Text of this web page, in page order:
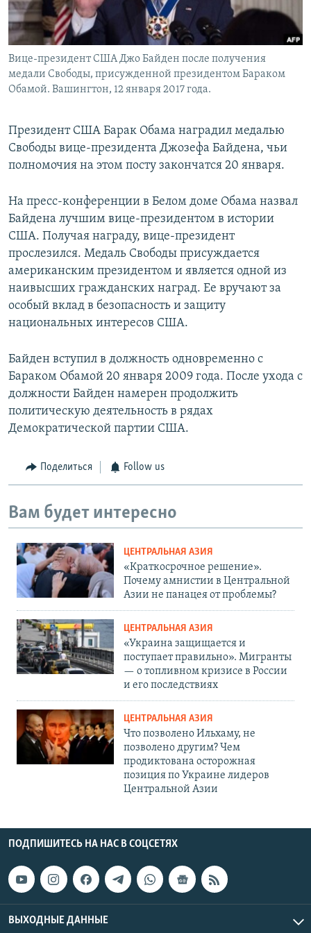
Вице-президент США Джо Байден после получения
медали Свободы, присужденной президентом Бараком
Обамой. Вашингтон, 12 января 2017 года.
Президент США Барак Обама наградил медалью
Свободы вице-президента Джозефа Байдена, чьи
полномочия на этом посту закончатся 20 января.
На пресс-конференции в Белом доме Обама назвал
Байдена лучшим вице-президентом в истории
США. Получая награду, вице-президент
прослезился. Медаль Свободы присуждается
американским президентом и является одной из
наивысших гражданских наград. Ее вручают за
особый вклад в безопасность и защиту
национальных интересов США.
Байден вступил в должность одновременно с
Бараком Обамой 20 января 2009 года. После ухода с
должности Байден намерен продолжить
политическую деятельность в рядах
Демократической партии США.
Поделиться Follow us
Вам будет интересно
ЦЕНТРАЛЬНАЯ АЗИЯ
«Краткосрочное решение».
Почему амнистии в Центральной
Азии не панацея от проблемы?
ЦЕНТРАЛЬНАЯ АЗИЯ
«Украина защищается и
поступает правильно». Мигранты
— о топливном кризисе в России
и его последствиях
ЦЕНТРАЛЬНАЯ АЗИЯ
Что позволено Ильхаму, не
позволено другим? Чем
продиктована осторожная
позиция по Украине лидеров
Центральной Азии
ПОДПИШИТЕСЬ НА НАС В СОЦСЕТЯХ
ВЫХОДНЫЕ ДАННЫЕ